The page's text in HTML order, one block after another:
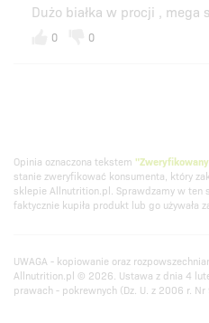
Dużo białka w procji , mega
0 0
Opinia oznaczona tekstem
stanie zweryfikować konsumenta, który
sklepie Allnutrition.pl. Sprawdzamy w ten
faktycznie kupiła produkt lub go używała
UWAGA - kopiowanie oraz
Allnutrition.pl © 2026. Ustawa z dnia 4
prawach - pokrewnych (Dz. U. z 2006 r.